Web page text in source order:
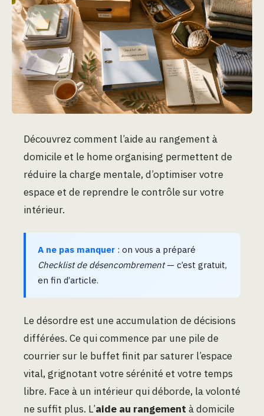
Découvrez comment l’aide au rangement à
domicile et le home organising permettent de
réduire la charge mentale, d’optimiser votre
espace et de reprendre le contrôle sur votre
intérieur.
A ne pas manquer : on vous a préparé
Checklist de désencombrement— c’est gratuit,
en fin d’article.
Le désordre est une accumulation de décisions
différées. Ce qui commence par une pile de
courrier sur le buffet finit par saturer l’espace
vital, grignotant votre sérénité et votre temps
libre. Face à un intérieur qui déborde, la volonté
ne suffit plus. L’aide au rangement à domicile